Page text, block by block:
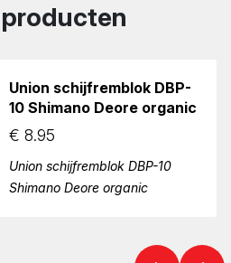
Union schijfremblok DBP-
10 Shimano Deore organic
€ 8.95
Union schijfremblok DBP-10
Shimano Deore organic